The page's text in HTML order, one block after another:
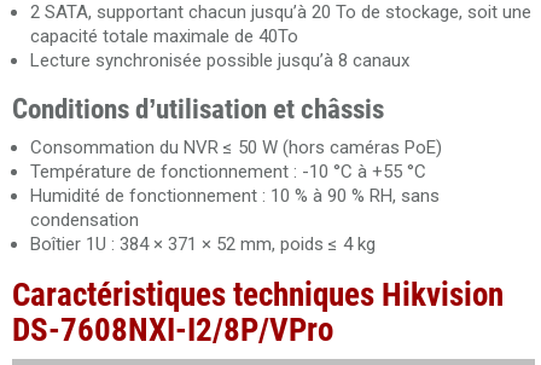
2 SATA, supportant chacun jusqu’à 20 To de stockage, soit une
capacité totale maximale de 40To
Lecture synchronisée possible jusqu’à 8 canaux
Conditions d’utilisation et châssis
Consommation du NVR ≤ 50 W (hors caméras PoE)
Température de fonctionnement : -10 °C à +55 °C
Humidité de fonctionnement : 10 % à 90 % RH, sans
condensation
Boîtier 1U : 384 × 371 × 52 mm, poids ≤ 4 kg
Caractéristiques techniques Hikvision
DS-7608NXI-I2/8P/VPro